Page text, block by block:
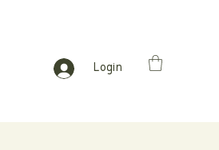
Login